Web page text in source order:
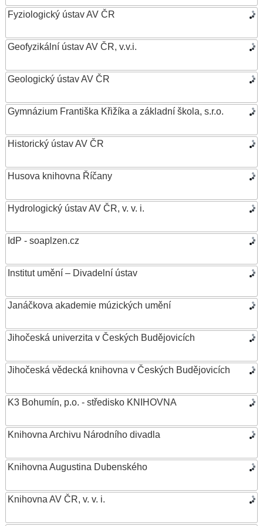
Fyziologický ústav AV ČR
Geofyzikální ústav AV ČR, v.v.i.
Geologický ústav AV ČR
Gymnázium Františka Křižíka a základní škola, s.r.o.
Historický ústav AV ČR
Husova knihovna Říčany
Hydrologický ústav AV ČR, v. v. i.
IdP - soaplzen.cz
Institut umění – Divadelní ústav
Janáčkova akademie múzických umění
Jihočeská univerzita v Českých Budějovicích
Jihočeská vědecká knihovna v Českých Budějovicích
K3 Bohumín, p.o. - středisko KNIHOVNA
Knihovna Archivu Národního divadla
Knihovna Augustina Dubenského
Knihovna AV ČR, v. v. i.